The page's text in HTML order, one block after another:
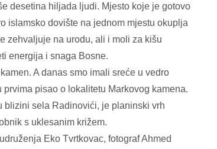
desetina hiljada ljudi. Mjesto koje je gotovo
islamsko dovište na jednom mjestu okuplja
zehvaljuje na urodu, ali i moli za kišu
energija i snaga Bosne.
A danas smo imali sreće u vedro
pisao o lokalitetu Markovog kamena.
blizini sela Radinovići, je planinski vrh
s uklesanim križem.
Eko Tvrtkovac, fotograf Ahmed